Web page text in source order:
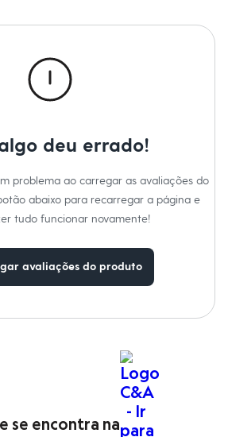
deu errado!
problema ao carregar as avaliações do
abaixo para recarregar a página e
tudo funcionar novamente!
avaliações do produto
se encontra na